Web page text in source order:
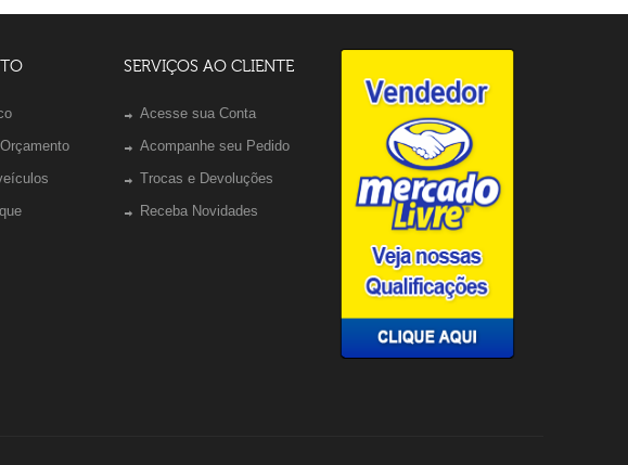
SERVIÇOS AO CLIENTE
Acesse sua Conta
Acompanhe seu Pedido
Trocas e Devoluções
Receba Novidades